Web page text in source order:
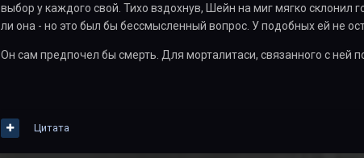
выбор у каждого свой. Тихо вздохнув, Шейн на миг мягко склонил
ли она - но это был бы бессмысленный вопрос. У подобных ей не
Он сам предпочел бы смерть. Для морталитаси, связанного с ней
Цитата